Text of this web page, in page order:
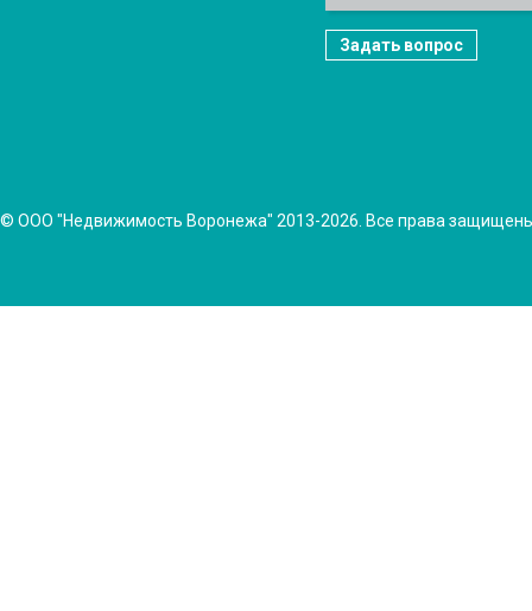
Задать вопрос
© ООО "Недвижимость Воронежа" 2013-2026. Все права